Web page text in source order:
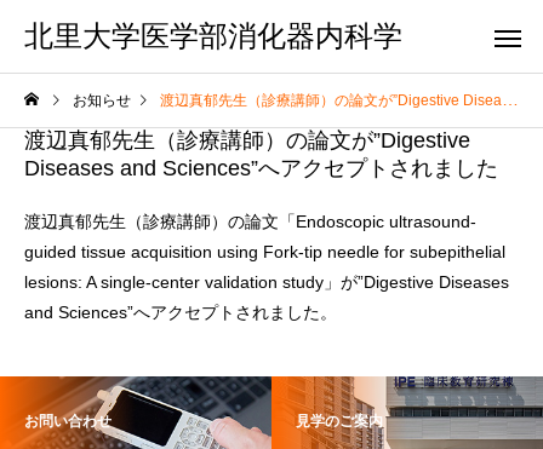
北里大学医学部消化器内科学
お知らせ 渡辺真郁先生（診療講師）の論文が”Digestive Diseases and Sciences”へアクセプトされました
渡辺真郁先生（診療講師）の論文が”Digestive
Diseases and Sciences”へアクセプトされました
渡辺真郁先生（診療講師）の論文「Endoscopic ultrasound-
guided tissue acquisition using Fork-tip needle for subepithelial
lesions: A single-center validation study」が”Digestive Diseases
and Sciences”へアクセプトされました。
お問い合わせ 見学のご案内